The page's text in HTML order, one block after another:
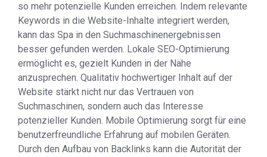
so mehr potenzielle Kunden erreichen. Indem relevante
Keywords in die Website-Inhalte integriert werden,
kann das Spa in den Suchmaschinenergebnissen
besser gefunden werden. Lokale SEO-Optimierung
ermöglicht es, gezielt Kunden in der Nähe
anzusprechen. Qualitativ hochwertiger Inhalt auf der
Website stärkt nicht nur das Vertrauen von
Suchmaschinen, sondern auch das Interesse
potenzieller Kunden. Mobile Optimierung sorgt für eine
benutzerfreundliche Erfahrung auf mobilen Geräten.
Durch den Aufbau von Backlinks kann die Autorität der